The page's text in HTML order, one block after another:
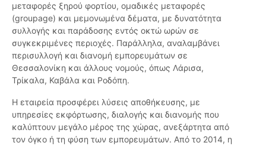
μεταφορές ξηρού φορτίου, ομαδικές μεταφορές
(groupage) και μεμονωμένα δέματα, με δυνατότητα
συλλογής και παράδοσης εντός οκτώ ωρών σε
συγκεκριμένες περιοχές. Παράλληλα, αναλαμβάνει
περισυλλογή και διανομή εμπορευμάτων σε
Θεσσαλονίκη και άλλους νομούς, όπως Λάρισα,
Τρίκαλα, Καβάλα και Ροδόπη.
Η εταιρεία προσφέρει λύσεις αποθήκευσης, με
υπηρεσίες εκφόρτωσης, διαλογής και διανομής που
καλύπτουν μεγάλο μέρος της χώρας, ανεξάρτητα από
τον όγκο ή τη φύση των εμπορευμάτων. Από το 2014, η